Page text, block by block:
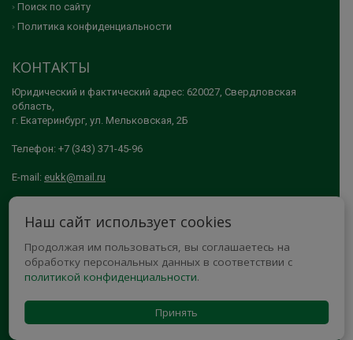
Поиск по сайту
Политика конфиденциальности
КОНТАКТЫ
Юридический и фактический адрес: 620027, Свердловская
область,
г. Екатеринбург, ул. Мельковская, 2Б
Телефон: +7 (343) 371-45-96
E-mail: eukk@mail.ru
КОМБИНАТ"
МЫ В СОЦСЕТЯХ
Наш сайт использует cookies
Продолжая им пользоваться, вы соглашаетесь на
обработку персональных данных в соответствии с
политикой конфиденциальности.
Принять